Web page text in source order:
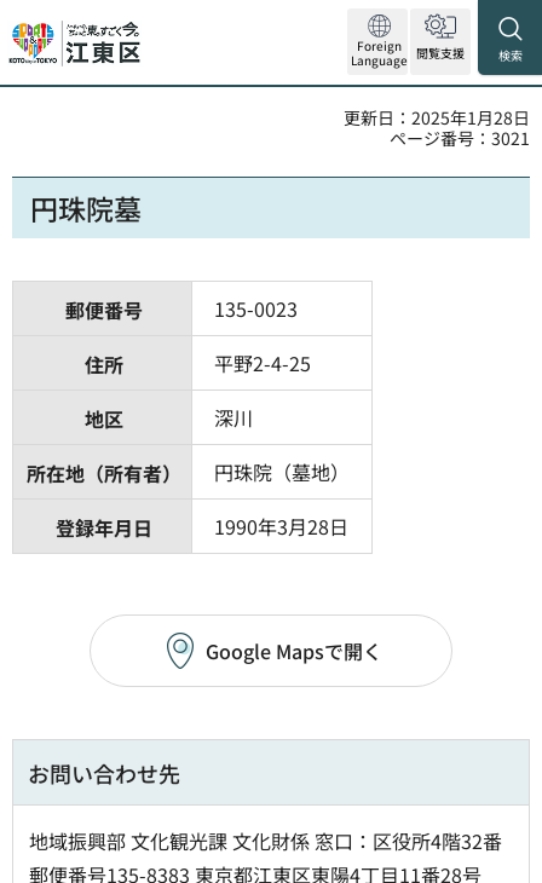
Foreign
Language 閲覧支援 検索
更新日：2025年1月28日
ページ番号：3021
円珠院墓
郵便番号
135-0023
住所
平野2-4-25
地区
深川
所在地（所有者）
円珠院（墓地）
登録年月日
1990年3月28日
Google Mapsで開く
お問い合わせ先
地域振興部 文化観光課 文化財係 窓口：区役所4階32番
郵便番号135-8383 東京都江東区東陽4丁目11番28号